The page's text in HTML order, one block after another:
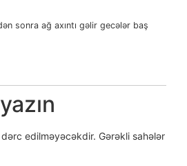
sonra ağ axıntı gəlir gecələr baş
dərc edilməyəcəkdir. Gərəkli sahələr